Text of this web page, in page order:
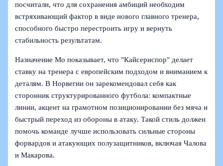
посчитали, что для сохранения амбиций необходим
встряхивающий фактор в виде нового главного тренера,
способного быстро перестроить игру и вернуть
стабильность результатам.
Назначение Мо показывает, что "Кайсериспор" делает
ставку на тренера с европейским подходом и вниманием к
деталям. В Норвегии он зарекомендовал себя как
сторонник структурированного футбола: компактные
линии, акцент на грамотном позиционировании без мяча и
быстрый переход из обороны в атаку. Такой стиль должен
помочь команде лучше использовать сильные стороны
форвардов и атакующих полузащитников, включая Чалова
и Макарова.